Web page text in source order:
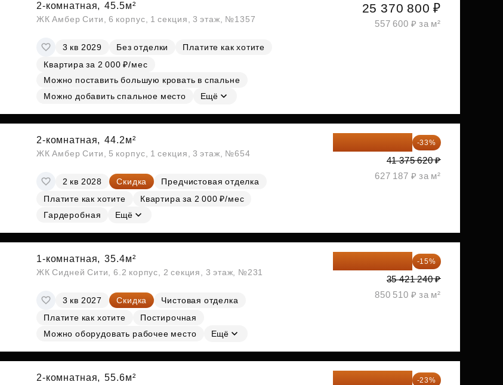
2-комнатная, 45.5м²
ЖК Амбер Сити, 6 корпус, 1 секция, 3 этаж, №1357
3 кв 2029 Без отделки
Платите как хотите
Квартира за 2 000 ₽/мес
Можно поставить большую кровать в спальне
Можно добавить спальное место
Ещё
25 370 800 ₽
557 600 ₽ за м²
2-комнатная, 44.2м²
ЖК Амбер Сити, 5 корпус, 1 секция, 3 этаж, №654
2 кв 2028 Скидка
Предчистовая отделка
Платите как хотите
Квартира за 2 000 ₽/мес
Гардеробная
Ещё
-33%
41 375 620 ₽
627 187 ₽ за м²
1-комнатная, 35.4м²
ЖК Сидней Сити, 6.2 корпус, 2 секция, 3 этаж, №231
3 кв 2027 Скидка
Чистовая отделка
Платите как хотите
Постирочная
Можно оборудовать рабочее место
Ещё
-15%
35 421 240 ₽
850 510 ₽ за м²
2-комнатная, 55.6м² -23%